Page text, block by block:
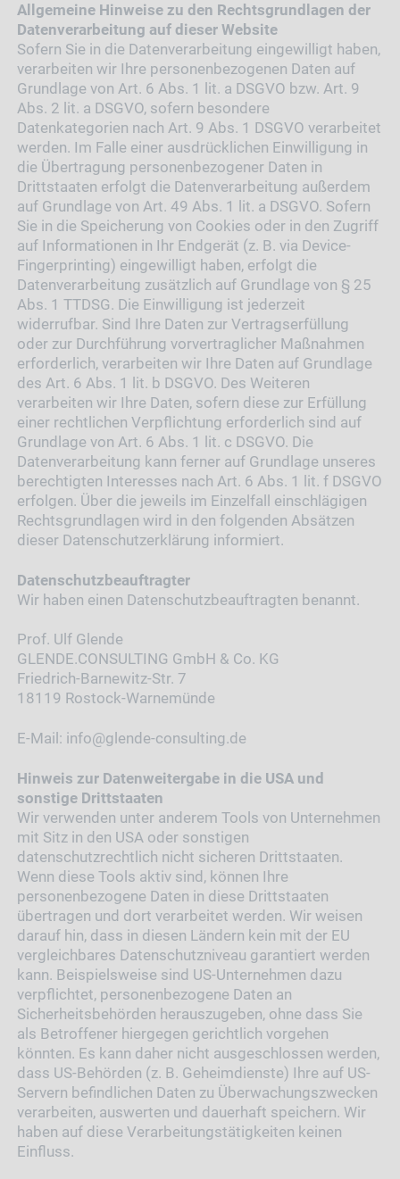
Allgemeine Hinweise zu den Rechtsgrundlagen der
Datenverarbeitung auf dieser Website
Sofern Sie in die Datenverarbeitung eingewilligt haben,
verarbeiten wir Ihre personenbezogenen Daten auf
Grundlage von Art. 6 Abs. 1 lit. a DSGVO bzw. Art. 9
Abs. 2 lit. a DSGVO, sofern besondere
Datenkategorien nach Art. 9 Abs. 1 DSGVO verarbeitet
werden. Im Falle einer ausdrücklichen Einwilligung in
die Übertragung personenbezogener Daten in
Drittstaaten erfolgt die Datenverarbeitung außerdem
auf Grundlage von Art. 49 Abs. 1 lit. a DSGVO. Sofern
Sie in die Speicherung von Cookies oder in den Zugriff
auf Informationen in Ihr Endgerät (z. B. via Device-
Fingerprinting) eingewilligt haben, erfolgt die
Datenverarbeitung zusätzlich auf Grundlage von § 25
Abs. 1 TTDSG. Die Einwilligung ist jederzeit
widerrufbar. Sind Ihre Daten zur Vertragserfüllung
oder zur Durchführung vorvertraglicher Maßnahmen
erforderlich, verarbeiten wir Ihre Daten auf Grundlage
des Art. 6 Abs. 1 lit. b DSGVO. Des Weiteren
verarbeiten wir Ihre Daten, sofern diese zur Erfüllung
einer rechtlichen Verpflichtung erforderlich sind auf
Grundlage von Art. 6 Abs. 1 lit. c DSGVO. Die
Datenverarbeitung kann ferner auf Grundlage unseres
berechtigten Interesses nach Art. 6 Abs. 1 lit. f DSGVO
erfolgen. Über die jeweils im Einzelfall einschlägigen
Rechtsgrundlagen wird in den folgenden Absätzen
dieser Datenschutzerklärung informiert.
Datenschutz­beauftragter
Wir haben einen Datenschutzbeauftragten benannt.
Prof. Ulf Glende
GLENDE.CONSULTING GmbH & Co. KG
Friedrich-Barnewitz-Str. 7
18119 Rostock-Warnemünde
E-Mail: info@glende-consulting.de
Hinweis zur Datenweitergabe in die USA und
sonstige Drittstaaten
Wir verwenden unter anderem Tools von Unternehmen
mit Sitz in den USA oder sonstigen
datenschutzrechtlich nicht sicheren Drittstaaten.
Wenn diese Tools aktiv sind, können Ihre
personenbezogene Daten in diese Drittstaaten
übertragen und dort verarbeitet werden. Wir weisen
darauf hin, dass in diesen Ländern kein mit der EU
vergleichbares Datenschutzniveau garantiert werden
kann. Beispielsweise sind US-Unternehmen dazu
verpflichtet, personenbezogene Daten an
Sicherheitsbehörden herauszugeben, ohne dass Sie
als Betroffener hiergegen gerichtlich vorgehen
könnten. Es kann daher nicht ausgeschlossen werden,
dass US-Behörden (z. B. Geheimdienste) Ihre auf US-
Servern befindlichen Daten zu Überwachungszwecken
verarbeiten, auswerten und dauerhaft speichern. Wir
haben auf diese Verarbeitungstätigkeiten keinen
Einfluss.